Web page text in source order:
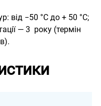
від −50 °С до + 50 °С;
— 3 року (термін